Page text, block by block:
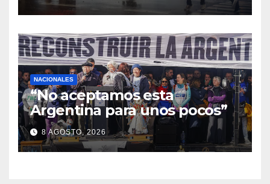
NACIONALES
“No aceptamos esta
Argentina para unos pocos”
8 AGOSTO, 2026